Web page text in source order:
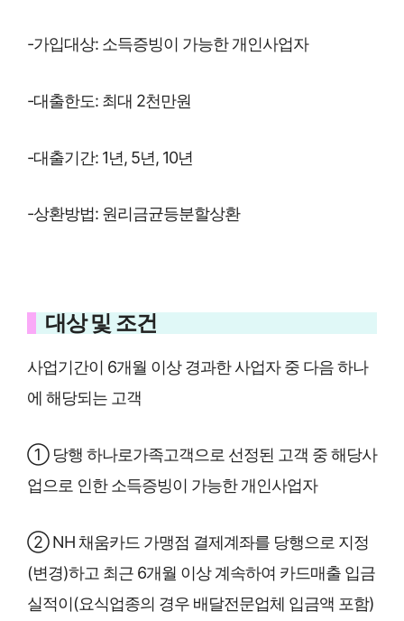
-가입대상: 소득증빙이 가능한 개인사업자
-대출한도: 최대 2천만원
-대출기간: 1년, 5년, 10년
-상환방법: 원리금균등분할상환
대상 및 조건
사업기간이 6개월 이상 경과한 사업자 중 다음 하나
에 해당되는 고객
① 당행 하나로가족고객으로 선정된 고객 중 해당사
업으로 인한 소득증빙이 가능한 개인사업자
② NH 채움카드 가맹점 결제계좌를 당행으로 지정
(변경)하고 최근 6개월 이상 계속하여 카드매출 입금
실적이(요식업종의 경우 배달전문업체 입금액 포함)